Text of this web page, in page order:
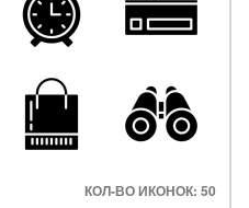
КОЛ-ВО ИКОНОК: 41
КОЛ-ВО ИКОНОК: 50